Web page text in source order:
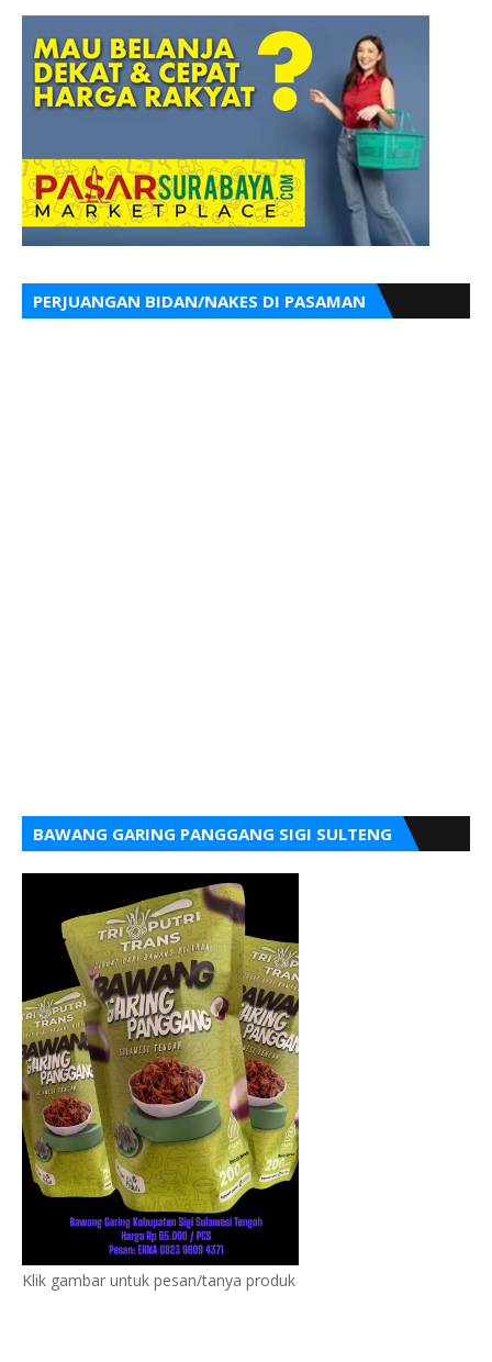
PERJUANGAN BIDAN/NAKES DI PASAMAN
BAWANG GARING PANGGANG SIGI SULTENG
Klik gambar untuk pesan/tanya produk